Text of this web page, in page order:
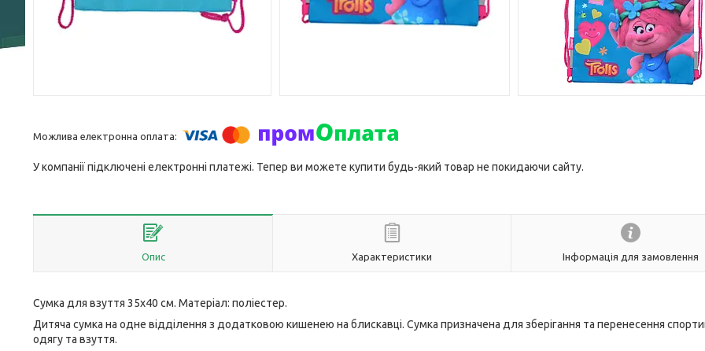
У компанії підключені електронні платежі. Тепер ви можете купити будь-який товар не покидаючи сайту.
Опис Характеристики Інформація для замовлення
Сумка для взуття 35х40 см. Матеріал: поліестер.
Дитяча сумка на одне відділення з додатковою кишенею на блискавці. Сумка призначена для зберігання та перенесення
одягу та взуття.